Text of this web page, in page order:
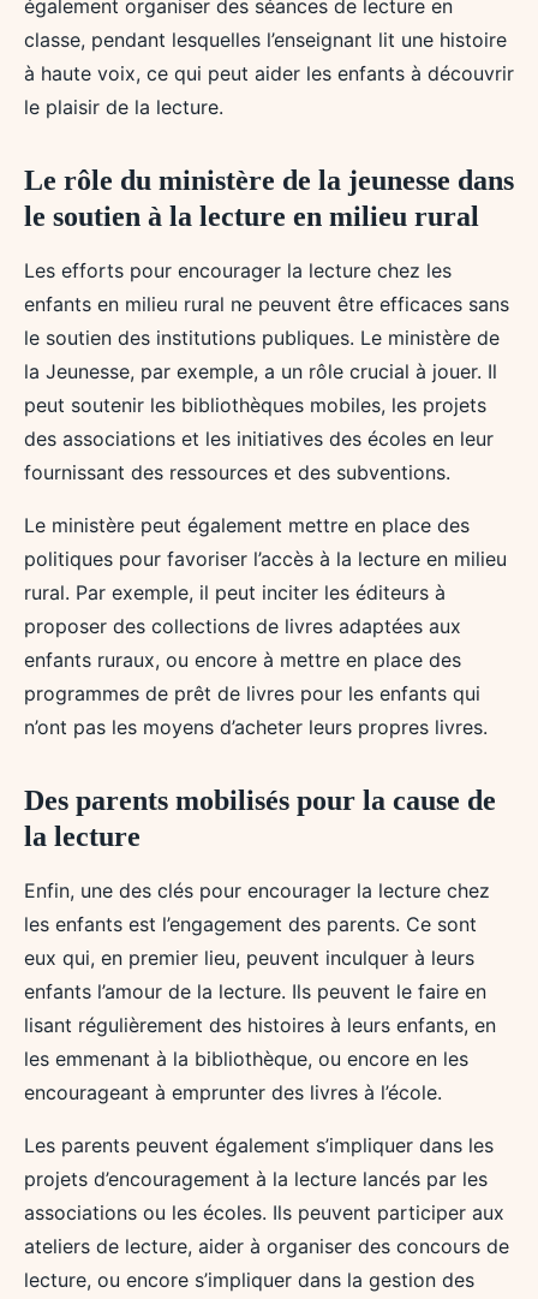
également organiser des séances de lecture en
classe, pendant lesquelles l’enseignant lit une histoire
à haute voix, ce qui peut aider les enfants à découvrir
le plaisir de la lecture.
Le rôle du ministère de la jeunesse dans
le soutien à la lecture en milieu rural
Les efforts pour encourager la lecture chez les
enfants en milieu rural ne peuvent être efficaces sans
le soutien des institutions publiques. Le ministère de
la Jeunesse, par exemple, a un rôle crucial à jouer. Il
peut soutenir les bibliothèques mobiles, les projets
des associations et les initiatives des écoles en leur
fournissant des ressources et des subventions.
Le ministère peut également mettre en place des
politiques pour favoriser l’accès à la lecture en milieu
rural. Par exemple, il peut inciter les éditeurs à
proposer des collections de livres adaptées aux
enfants ruraux, ou encore à mettre en place des
programmes de prêt de livres pour les enfants qui
n’ont pas les moyens d’acheter leurs propres livres.
Des parents mobilisés pour la cause de
la lecture
Enfin, une des clés pour encourager la lecture chez
les enfants est l’engagement des parents. Ce sont
eux qui, en premier lieu, peuvent inculquer à leurs
enfants l’amour de la lecture. Ils peuvent le faire en
lisant régulièrement des histoires à leurs enfants, en
les emmenant à la bibliothèque, ou encore en les
encourageant à emprunter des livres à l’école.
Les parents peuvent également s’impliquer dans les
projets d’encouragement à la lecture lancés par les
associations ou les écoles. Ils peuvent participer aux
ateliers de lecture, aider à organiser des concours de
lecture, ou encore s’impliquer dans la gestion des